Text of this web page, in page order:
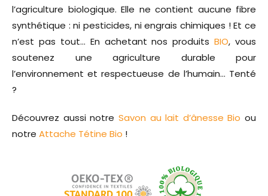
l’agriculture biologique. Elle ne contient aucune fibre
synthétique : ni pesticides, ni engrais chimiques ! Et ce
n’est pas tout… En achetant nos produitsBIO, vous
soutenez une agriculture durable pour
l’environnement et respectueuse de l’humain… Tenté
?
Découvrez aussi notre Savon au lait d’ânesse Bio ou
notre Attache Tétine Bio !